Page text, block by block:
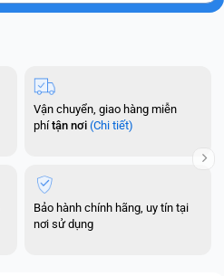
Vận chuyển, giao hàng miễn
phítận nơi (Chi tiết)
Bảo hành chính hãng, uy tín tại
nơi sử dụng